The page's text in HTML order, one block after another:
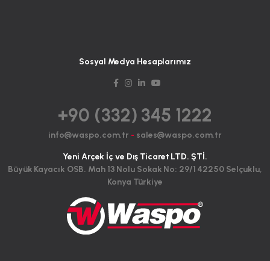
Sosyal Medya Hesaplarımız
+90 (332) 345 1222
info@waspo.com.tr - sales@waspo.com.tr
Yeni Arçek İç ve Dış Ticaret LTD. ŞTİ.
Büyük Kayacık OSB. Mah 13 Nolu Sokak No: 29/1 42250 Selçuklu,
Konya Türkiye